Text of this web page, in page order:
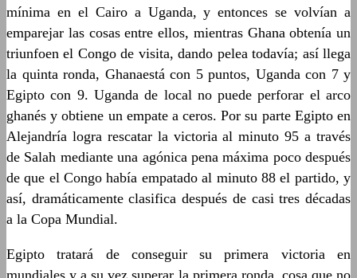
mínima en el Cairo a Uganda, y entonces se volvían a
emparejar las cosas entre ellos, mientras Ghana obtenía un
triunfoen el Congo de visita, dando pelea todavía; así llega
la quinta ronda, Ghanaestá con 5 puntos, Uganda con 7 y
Egipto con 9. Uganda de local no puede perforar el arco
ghanés y obtiene un empate a ceros. Por su parte Egipto en
Alejandría logra rescatar la victoria al minuto 95 a través
de Salah mediante una agónica pena máxima poco después
de que el Congo había empatado al minuto 88 el partido, y
así, dramáticamente clasifica después de casi tres décadas
a la Copa Mundial.
Egipto tratará de conseguir su primera victoria en
mundiales y a su vez superar la primera ronda, cosa que no